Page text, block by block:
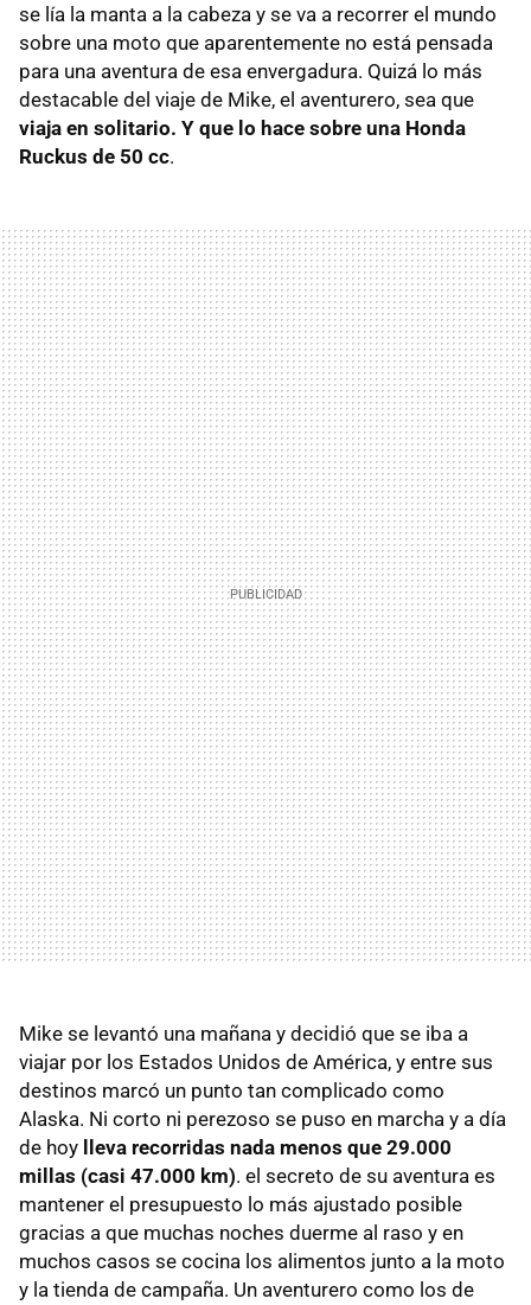
se lía la manta a la cabeza y se va a recorrer el mundo
sobre una moto que aparentemente no está pensada
para una aventura de esa envergadura. Quizá lo más
destacable del viaje de Mike, el aventurero, sea que
viaja en solitario. Y que lo hace sobre una Honda
Ruckus de 50 cc.
Mike se levantó una mañana y decidió que se iba a
viajar por los Estados Unidos de América, y entre sus
destinos marcó un punto tan complicado como
Alaska. Ni corto ni perezoso se puso en marcha y a día
de hoy lleva recorridas nada menos que 29.000
millas (casi 47.000 km). el secreto de su aventura es
mantener el presupuesto lo más ajustado posible
gracias a que muchas noches duerme al raso y en
muchos casos se cocina los alimentos junto a la moto
y la tienda de campaña. Un aventurero como los de